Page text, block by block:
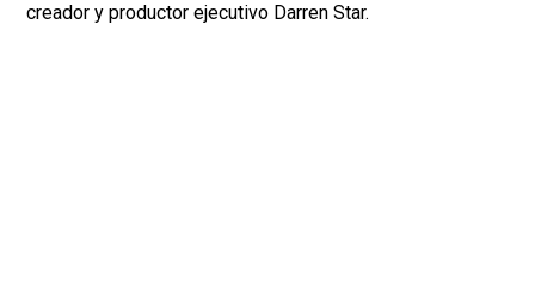
creador y productor ejecutivo Darren Star.